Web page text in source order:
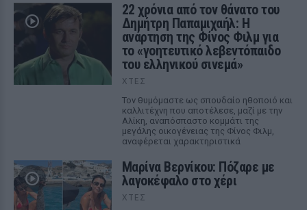
22 χρόνια από τον θάνατο του
Δημήτρη Παπαμιχαήλ: Η
ανάρτηση της Φίνος Φιλμ για
το «γοητευτικό λεβεντόπαιδο
του ελληνικού σινεμά»
ΧΤΕΣ
Τον θυμόμαστε ως σπουδαίο ηθοποιό και
καλλιτέχνη που αποτέλεσε, μαζί με την
Αλίκη, αναπόσπαστο κομμάτι της
μεγάλης οικογένειας της Φίνος Φιλμ,
αναφέρεται χαρακτηριστικά
Μαρίνα Βερνίκου: Πόζαρε με
λαγοκέφαλο στο χέρι
ΧΤΕΣ